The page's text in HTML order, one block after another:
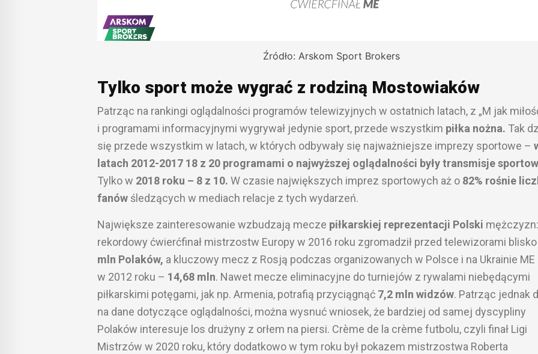
Źródło: Arskom Sport Brokers
Tylko sport może wygrać z rodziną Mostowiaków
Patrząc na rankingi oglądalności programów telewizyjnych w ostatnich latach, z „M jak
i programami informacyjnymi wygrywał jedynie sport, przede wszystkim piłka nożna. Tak
się przede wszystkim w latach, w których odbywały się najważniejsze imprezy sportowe –
latach 2012-2017 18 z 20 programami o najwyższej oglądalności były transmisje
Tylko w 2018 roku – 8 z 10. W czasie największych imprez sportowych aż o 82% rośnie
fanów śledzących w mediach relacje z tych wydarzeń.
Największe zainteresowanie wzbudzają mecze piłkarskiej reprezentacji Polski mężczyzn:
rekordowy ćwierćfinał mistrzostw Europy w 2016 roku zgromadził przed telewizorami blisko
mln Polaków, a kluczowy mecz z Rosją podczas organizowanych w Polsce i na Ukrainie ME
w 2012 roku – 14,68 mln. Nawet mecze eliminacyjne do turniejów z rywalami niebędącymi
piłkarskimi potęgami, jak np. Armenia, potrafią przyciągnąć 7,2 mln widzów. Patrząc jednak
na dane dotyczące oglądalności, można wysnuć wniosek, że bardziej od samej dyscypliny
Polaków interesuje los drużyny z orłem na piersi. Crème de la crème futbolu, czyli finał Ligi
Mistrzów w 2020 roku, który dodatkowo w tym roku był pokazem mistrzostwa Roberta